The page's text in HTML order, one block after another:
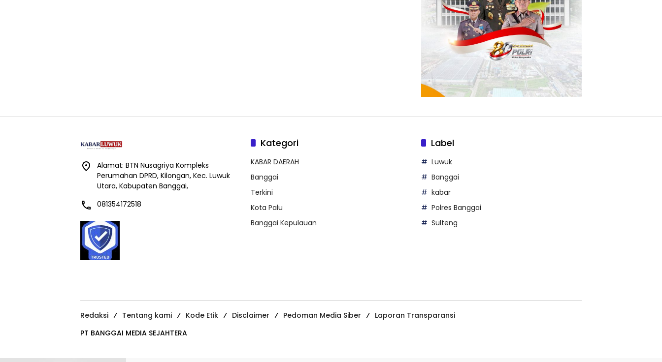
Alamat: BTN Nusagriya Kompleks
Perumahan DPRD, Kilongan, Kec. Luwuk
Utara, Kabupaten Banggai,
081354172518
Kategori
KABAR DAERAH
Banggai
Terkini
Kota Palu
Banggai Kepulauan
Label
Luwuk
Banggai
kabar
Polres Banggai
Sulteng
Redaksi Tentang kami Kode Etik Disclaimer Pedoman Media Siber
Laporan Transparansi
PT BANGGAI MEDIA SEJAHTERA